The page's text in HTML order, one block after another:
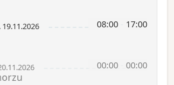
08:00 17:00
19.11.2026
00:00 00:00